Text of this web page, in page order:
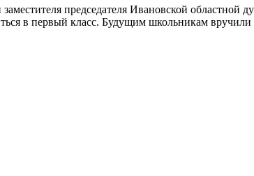
председателя Ивановской областной
в первый класс. Будущим школьникам